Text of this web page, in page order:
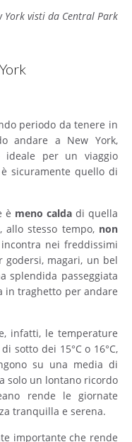
visti da Central Park
periodo da tenere in
andare a New York,
ideale per un viaggio
sicuramente quello di
è meno caldadi quella
stesso tempo, non
nei freddissimi
magari, un bel
splendida passeggiata
in traghetto per andare
infatti, le temperature
sotto dei 15°C o 16°C,
su una media di
solo un lontano ricordo
rende le giornate
tranquilla e serena.
importante che rende